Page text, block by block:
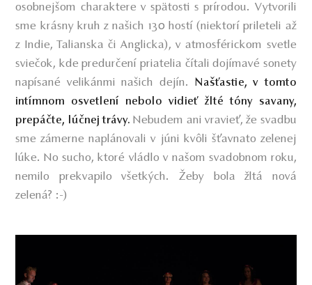
osobnejšom charaktere v spätosti s prírodou. Vytvorili
sme krásny kruh z našich 130 hostí (niektorí prileteli až
z Indie, Talianska či Anglicka), v atmosférickom svetle
sviečok, kde predurčení priatelia čítali dojímavé sonety
napísané velikánmi našich dejín.
Našťastie, v tomto
intímnom osvetlení nebolo vidieť žlté tóny savany,
prepáčte, lúčnej trávy. Nebudem ani vravieť, že svadbu
sme zámerne naplánovali v júni kvôli šťavnato zelenej
lúke. No sucho, ktoré vládlo v našom svadobnom roku,
nemilo prekvapilo všetkých. Žeby bola žltá nová
zelená? :-)